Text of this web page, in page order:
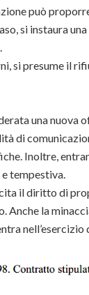
può
si instaura
si presume il
una nuova
di
Inoltre,
tempestiva.
il diritto di
la